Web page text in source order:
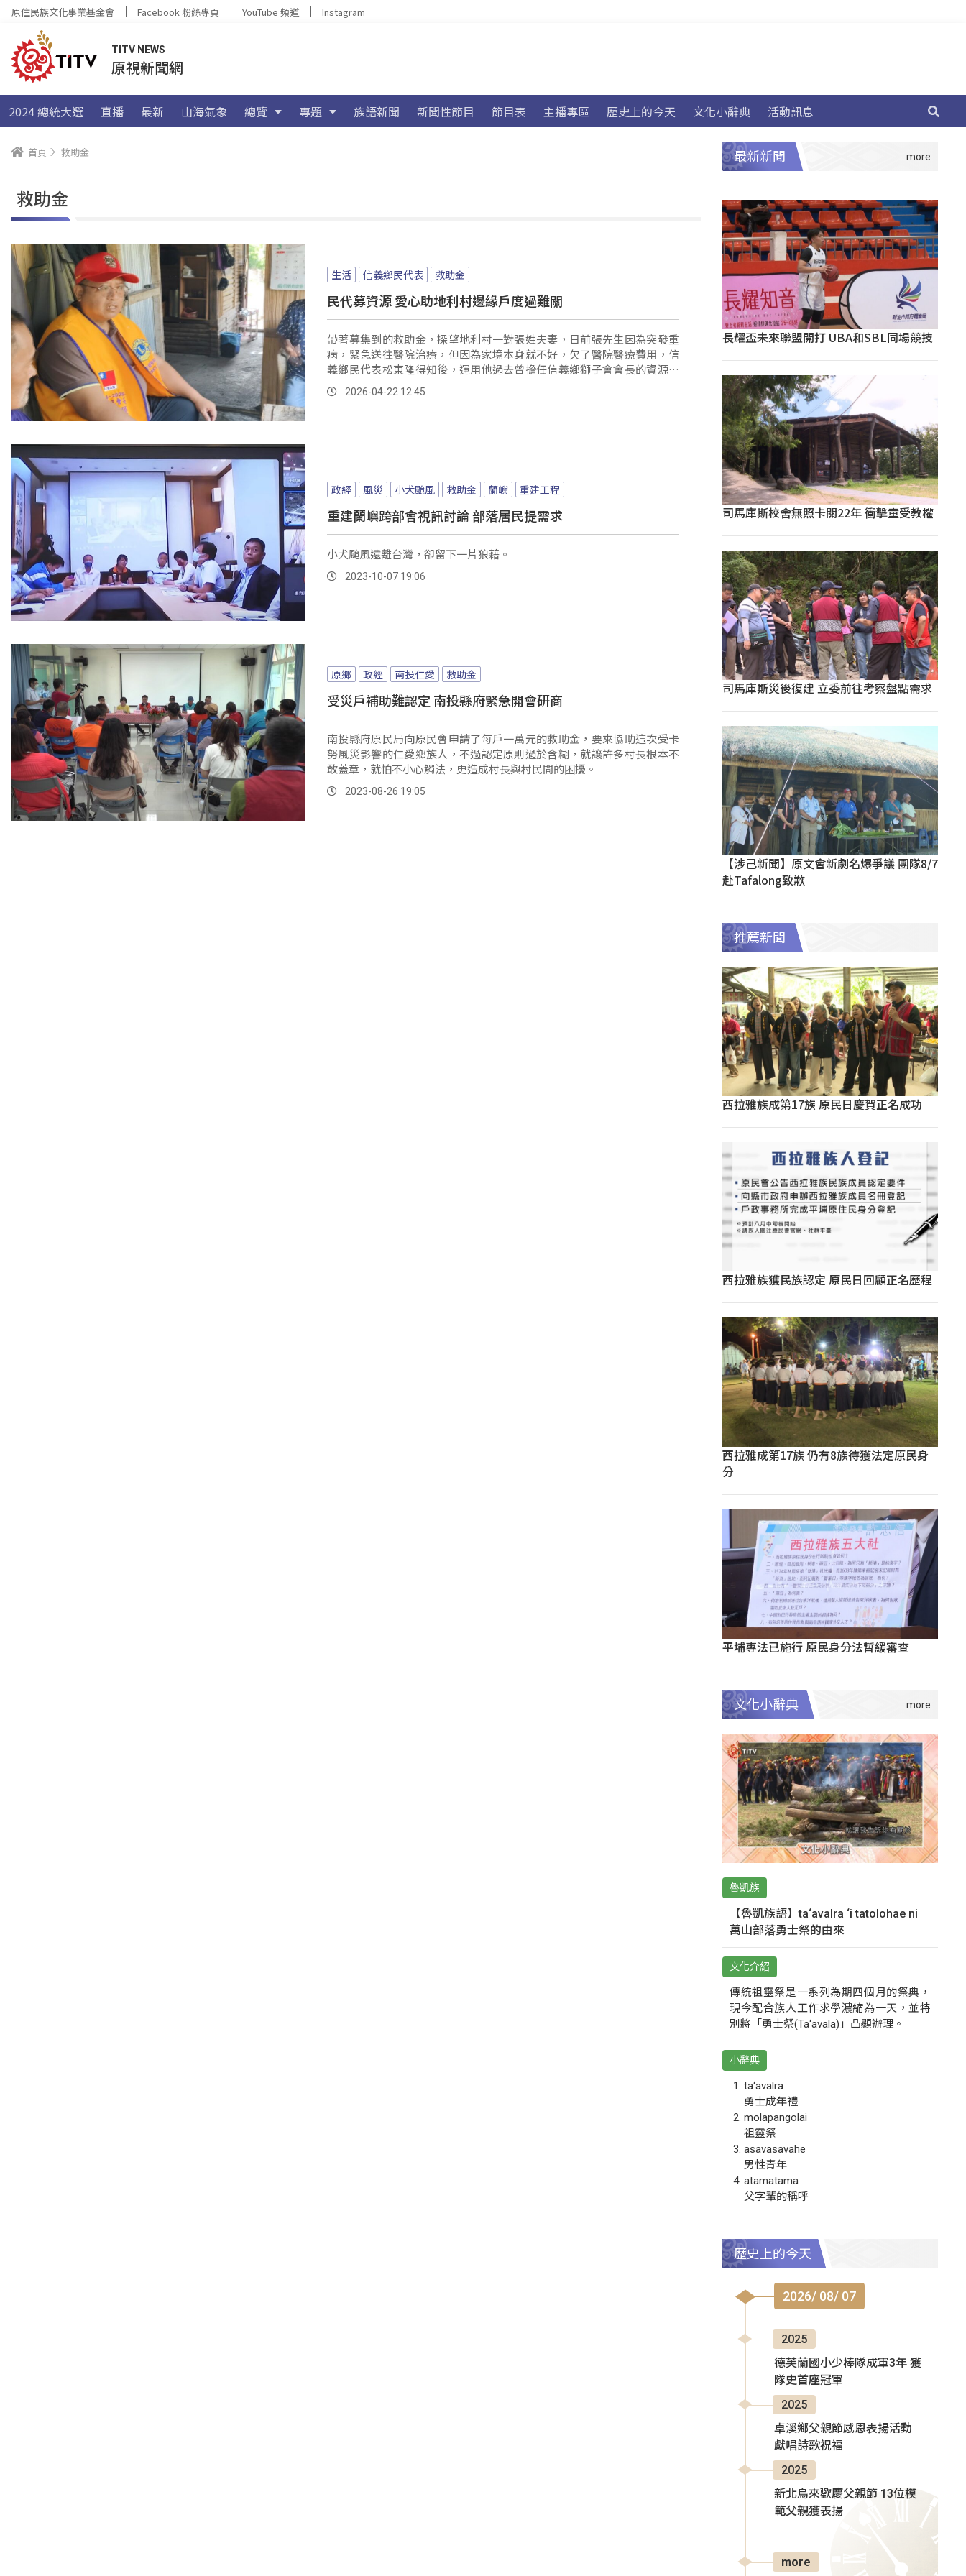
原住民族文化事業基金會 Facebook 粉絲專頁 YouTube 頻道 Instagram
TITV NEWS
原視新聞網
2024 總統大選 直播 最新 山海氣象 總覽 專題 族語新聞 新聞性節目 節目表 主播專區 歷史上的今天 文化小辭典 活動訊息
首頁 救助金
救助金
生活 信義鄉民代表 救助金
民代募資源 愛心助地利村邊緣戶度過難關
帶著募集到的救助金，探望地利村一對張姓夫妻，日前張先生因為突發重
病，緊急送往醫院治療，但因為家境本身就不好，欠了醫院醫療費用，信
義鄉民代表松東隆得知後，運用他過去曾擔任信義鄉獅子會會長的資源，
募集獅子會眾的愛心捐款，來繳納醫療費用...。
2026-04-22 12:45
政經 風災 小犬颱風 救助金 蘭嶼 重建工程
重建蘭嶼跨部會視訊討論 部落居民提需求
小犬颱風遠離台灣，卻留下一片狼藉。
2023-10-07 19:06
原鄉 政經 南投仁愛 救助金
受災戶補助難認定 南投縣府緊急開會研商
南投縣府原民局向原民會申請了每戶一萬元的救助金，要來協助這次受卡
努風災影響的仁愛鄉族人，不過認定原則過於含糊，就讓許多村長根本不
敢蓋章，就怕不小心觸法，更造成村長與村民間的困擾。
2023-08-26 19:05
最新新聞
長耀盃未來聯盟開打 UBA和SBL同場競技
司馬庫斯校舍無照卡關22年 衝擊童受教權
司馬庫斯災後復建 立委前往考察盤點需求
【涉己新聞】原文會新劇名爆爭議 團隊8/7
赴Tafalong致歉
推薦新聞
西拉雅族成第17族 原民日慶賀正名成功
西拉雅族獲民族認定 原民日回顧正名歷程
西拉雅成第17族 仍有8族待獲法定原民身
分
平埔專法已施行 原民身分法暫緩審查
文化小辭典
魯凱族
【魯凱族語】ta‘avalra ‘i tatolohae ni｜
萬山部落勇士祭的由來
文化介紹
傳統祖靈祭是一系列為期四個月的祭典，
現今配合族人工作求學濃縮為一天，並特
別將「勇士祭(Ta‘avala)」凸顯辦理。
小辭典
ta‘avalra
勇士成年禮
molapangolai
祖靈祭
asavasavahe
男性青年
atamatama
父字輩的稱呼
歷史上的今天
2026/ 08/ 07
2025
德芙蘭國小少棒隊成軍3年 獲
隊史首座冠軍
2025
卓溪鄉父親節感恩表揚活動
獻唱詩歌祝福
2025
新北烏來歡慶父親節 13位模
範父親獲表揚
more